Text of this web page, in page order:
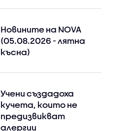
Новините на NOVA
(05.08.2026 - лятна
късна)
Учени създадоха
кучета, които не
предизвикват
алергии